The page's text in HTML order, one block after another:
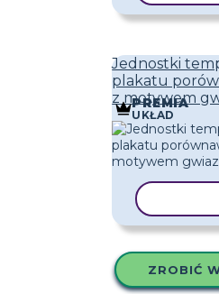
Jednostki
plakatu
z motywem
PREMIA
UKŁAD
ZROBIĆ